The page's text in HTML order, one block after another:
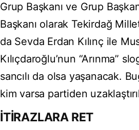
Grup Başkanı ve Grup
Başkanı olarak Tekirdağ
da Sevda Erdan Kılınç ile
Kılıçdaroğlu’nun “Arınma”
sancılı da olsa yaşanacak.
kim varsa partiden
İTİRAZLARA RET